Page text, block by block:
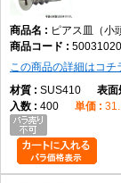
ピアス皿（小
この商品の詳細はコチ
SUS410
400